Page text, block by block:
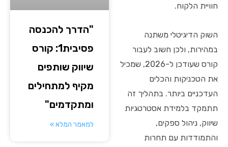
חוויית הלקוח.
השוק הדיגיטלי משתנה
במהירות, ולכן חשוב לעבור
קורס שעודכן ל-2026, שמכיל
את הטכניקות והכלים
העדכניים ביותר. בתהליך זה
תתמקד בלמידת אסטרטגיות
שיווק, ניהול ספקים,
והתמודדות עם תחרות
"הדרך להכנסה
פסיבית1: קורס
שיווק שותפים
מקיף למתחילים
ומתקדמים"
למאמר המלא »